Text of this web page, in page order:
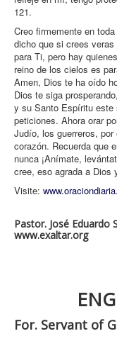
121.
Creo firmemente en
dicho que si crees
para Ti, pero hay
reino de los cielos es
Amen, Dios te ha oído
Dios te siga
y su Santo Espíritu este
peticiones. Ahora orar
Judío, los guerreros,
corazón. Recuerda que
nunca ¡Anímate,
cree, eso agrada a Dios
Visite:
Pastor. José Eduardo
www.exaltar.org
For. Servant of